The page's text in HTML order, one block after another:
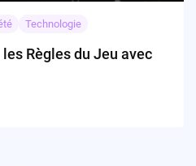
Technologie
Règles du Jeu avec